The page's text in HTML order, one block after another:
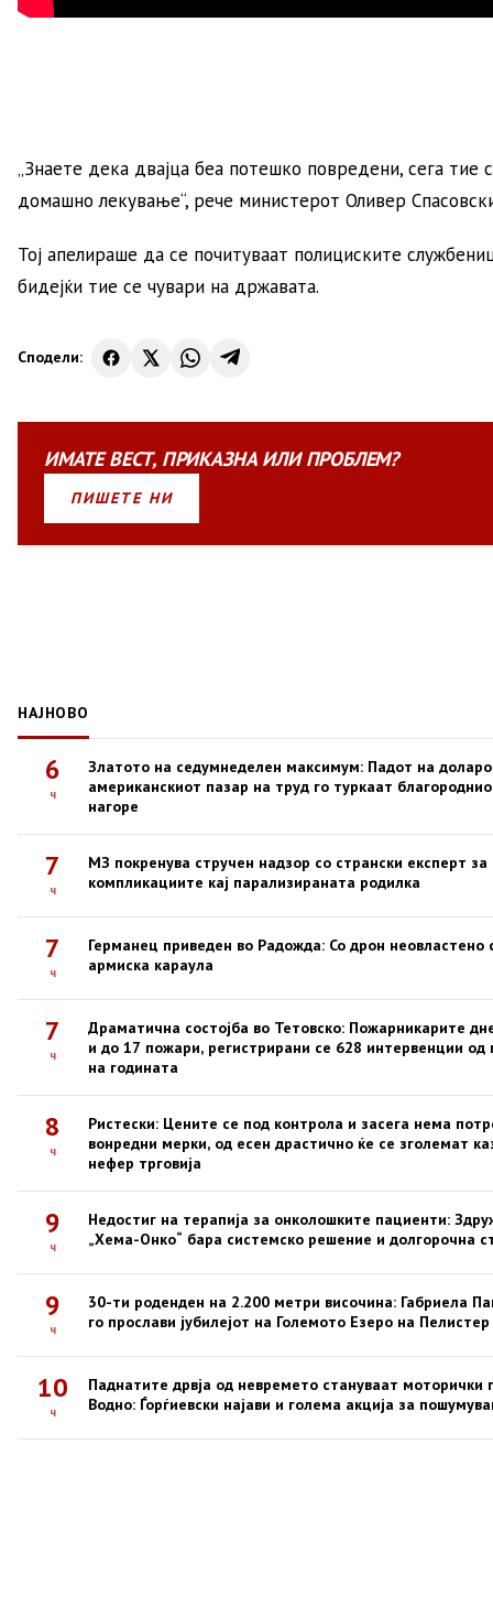
„Знаете дека двајца беа потешко повредени, сега тие
домашно лекување“, рече министерот Оливер
Тој апелираше да се почитуваат полициските
бидејќи тие се чувари на државата.
Сподели:
ИМАТЕВЕСТ, ПРИКАЗНАИЛИПРОБЛЕМ?
ПИШЕТЕ НИ
НАЈНОВО
6
ч
Златото на седумнеделен максимум: Падот на
американскиот пазар на труд го туркаат
нагоре
7
ч
МЗ покренува стручен надзор со странски експерт за
компликациите кај парализираната родилка
7
ч
Германец приведен во Радожда: Со дрон неовластено
армиска караула
7
ч
Драматична состојба во Тетовско: Пожарникарите
и до 17 пожари, регистрирани се 628 интервенции од
на годината
8
ч
Ристески: Цените се под контрола и засега нема
вонредни мерки, од есен драстично ќе се зголемат
нефер трговија
9
ч
Недостиг на терапија за онколошките пациенти:
„Хема-Онко“ бара системско решение и долгорочна
9
ч
30-ти роденден на 2.200 метри височина: Габриела
го прослави јубилејот на Големото Езеро на Пелистер
10
ч
Паднатите дрвја од невремето стануваат моторички
Водно: Ѓорѓиевски најави и голема акција за